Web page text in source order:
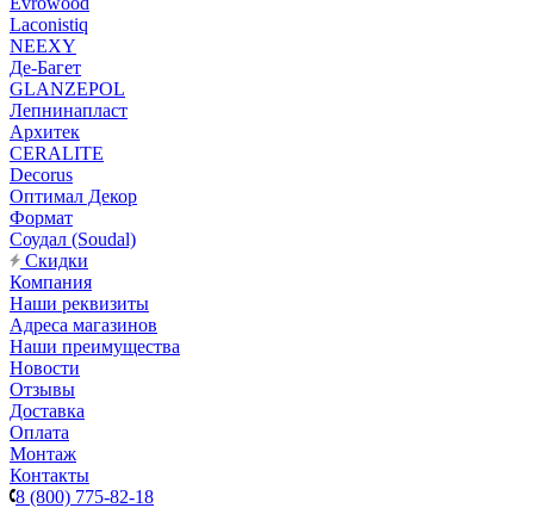
Laconistiq
NEEXY
Де-Багет
GLANZEPOL
Лепнинапласт
Архитек
CERALITE
Decorus
Оптимал Декор
Формат
Соудал (Soudal)
Скидки
Компания
Наши реквизиты
Адреса магазинов
Наши преимущества
Новости
Отзывы
Доставка
Оплата
Монтаж
Контакты
8 (800) 775-82-18